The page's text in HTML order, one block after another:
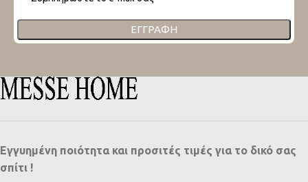
ΕΓΓΡΑΦΉ
Εγγυημένη ποιότητα και προσιτές τιμές για το δικό σας
σπίτι !